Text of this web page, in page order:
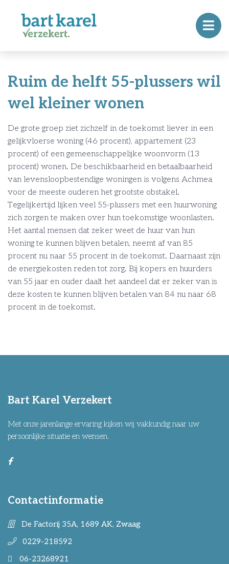
Ruim de helft 55-plussers wil
wel kleiner wonen
De grote groep ziet zichzelf in de toekomst liever in een
gelijkvloerse woning (46 procent), appartement (23
procent) of een gemeenschappelijke woonvorm (13
procent) wonen. De beschikbaarheid en betaalbaarheid
van levensloopbestendige woningen is volgens Achmea
voor de meeste ouderen het grootste obstakel.
Tegelijkertijd lijken veel 55-plussers met een huurwoning
zich zorgen te maken over hun toekomstige woonlasten.
Het aantal mensen dat zeker weet de huur van hun
woning te kunnen blijven betalen, neemt af van 85
procent nu naar 55 procent in de toekomst. Daarnaast zijn
de energiekosten reden tot zorg. Bij kopers en huurders
van 55 jaar en ouder daalt het aandeel dat er zeker van is
deze kosten te kunnen blijven betalen van 84 nu naar 68
procent in de toekomst.
Bart Karel Verzekert
Met onze jarenlange ervaring kijken wij vakkundig naar uw
persoonlijke situatie en wensen.
Contactinformatie
De Factorij 35A, 1689 AK, Zwaag
0229-218592
06-23268921